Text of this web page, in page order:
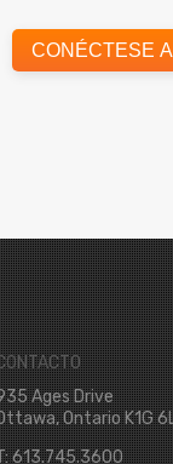
CONÉCTESE
Ages Drive
Ontario K1G
613.745.3600